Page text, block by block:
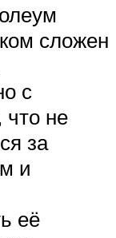
сложен
с
что не
за
и
её